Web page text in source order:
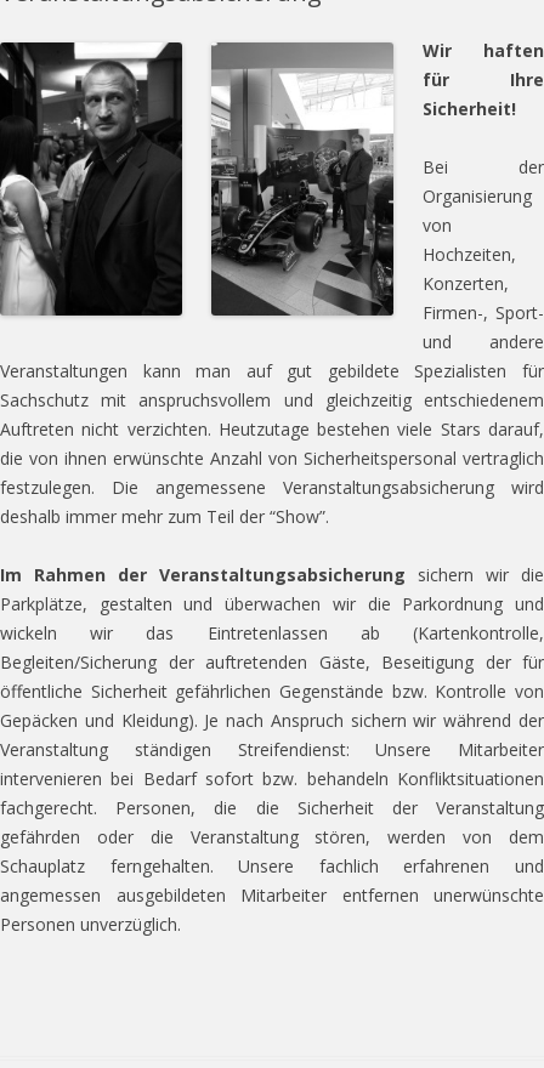
Wir haften
für Ihre
Sicherheit!
Bei der
Organisierung
von
Hochzeiten,
Konzerten,
Firmen-, Sport-
und andere
Veranstaltungen kann man auf gut gebildete Spezialisten für
Sachschutz mit anspruchsvollem und gleichzeitig entschiedenem
Auftreten nicht verzichten. Heutzutage bestehen viele Stars darauf,
die von ihnen erwünschte Anzahl von Sicherheitspersonal vertraglich
festzulegen. Die angemessene Veranstaltungsabsicherung wird
deshalb immer mehr zum Teil der “Show”.
Im Rahmen der Veranstaltungsabsicherung sichern wir die
Parkplätze, gestalten und überwachen wir die Parkordnung und
wickeln wir das Eintretenlassen ab (Kartenkontrolle,
Begleiten/Sicherung der auftretenden Gäste, Beseitigung der für
öffentliche Sicherheit gefährlichen Gegenstände bzw. Kontrolle von
Gepäcken und Kleidung). Je nach Anspruch sichern wir während der
Veranstaltung ständigen Streifendienst: Unsere Mitarbeiter
intervenieren bei Bedarf sofort bzw. behandeln Konfliktsituationen
fachgerecht. Personen, die die Sicherheit der Veranstaltung
gefährden oder die Veranstaltung stören, werden von dem
Schauplatz ferngehalten. Unsere fachlich erfahrenen und
angemessen ausgebildeten Mitarbeiter entfernen unerwünschte
Personen unverzüglich.